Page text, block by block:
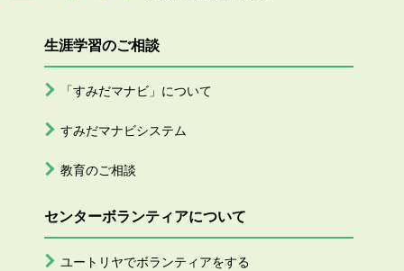
生涯学習のご相談
「すみだマナビ」について
すみだマナビシステム
教育のご相談
センターボランティアについて
ユートリヤでボランティアをする